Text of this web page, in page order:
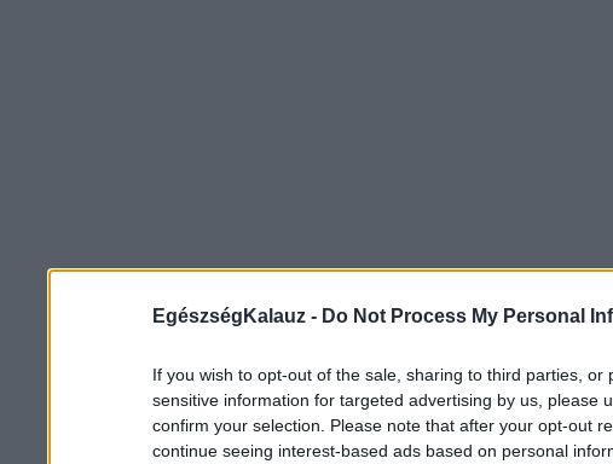
EgészségKalauz - Do Not Process My Personal
If you wish to opt-out of the sale, sharing to third parties, or
sensitive information for targeted advertising by us, please
confirm your selection. Please note that after your opt-out
continue seeing interest-based ads based on personal